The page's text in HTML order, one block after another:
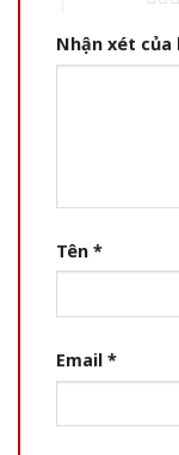
Nhận xét của
Tên *
Email *